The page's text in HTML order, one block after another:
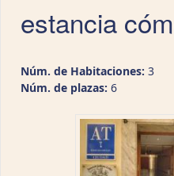
estancia
Núm. de Habitaciones: 3
Núm. de plazas: 6